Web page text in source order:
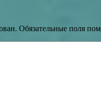
Обязательные поля